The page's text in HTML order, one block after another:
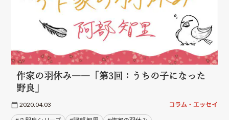
作家の羽休み――「第3回：うちの子になった
野良」
2020.04.03 コラム・エッセイ